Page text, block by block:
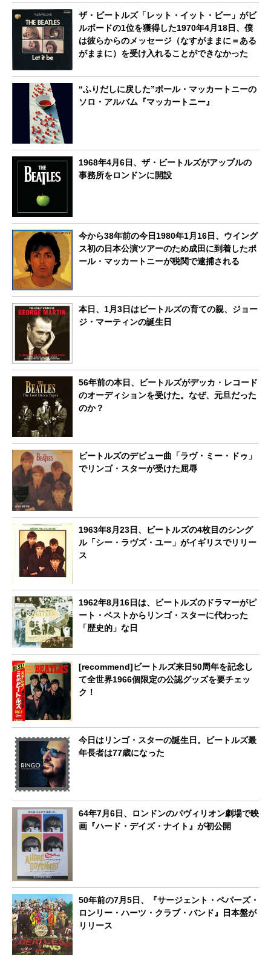
ザ・ビートルズ「レット・イット・ビー」がビ
ルボードの1位を獲得した1970年4月18日、僕
は彼らからのメッセージ（なすがままに＝ある
がままに）を受け入れることができなかった
“ふりだしに戻した”ポール・マッカートニーの
ソロ・アルバム『マッカートニー』
1968年4月6日、ザ・ビートルズがアップルの
事務所をロンドンに開設
今から38年前の今日1980年1月16日、ウイング
ス初の日本公演ツアーのため成田に到着したポ
ール・マッカートニーが税関で逮捕される
本日、1月3日はビートルズの育ての親、ジョー
ジ・マーティンの誕生日
56年前の本日、ビートルズがデッカ・レコード
のオーディションを受けた。なぜ、元旦だった
のか？
ビートルズのデビュー曲「ラヴ・ミー・ドゥ」
でリンゴ・スターが受けた屈辱
1963年8月23日、ビートルズの4枚目のシング
ル「シー・ラヴズ・ユー」がイギリスでリリー
ス
1962年8月16日は、ビートルズのドラマーがピ
ート・ベストからリンゴ・スターに代わった
「歴史的」な日
[recommend]ビートルズ来日50周年を記念し
て全世界1966個限定の公認グッズを要チェッ
ク！
今日はリンゴ・スターの誕生日。ビートルズ最
年長者は77歳になった
64年7月6日、ロンドンのパヴィリオン劇場で映
画『ハード・デイズ・ナイト』が初公開
50年前の7月5日、『サージェント・ペパーズ・
ロンリー・ハーツ・クラブ・バンド』日本盤が
リリース